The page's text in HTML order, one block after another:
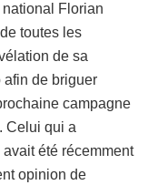
Florian
toutes les
de sa
afin de briguer
campagne
Celui qui a
été récemment
opinion de